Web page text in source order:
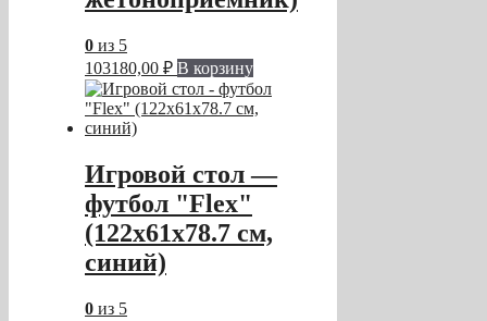
0 из 5
103180,00 ₽ В корзину
Игровой стол —
футбол "Flex"
(122x61x78.7 см,
синий)
0 из 5